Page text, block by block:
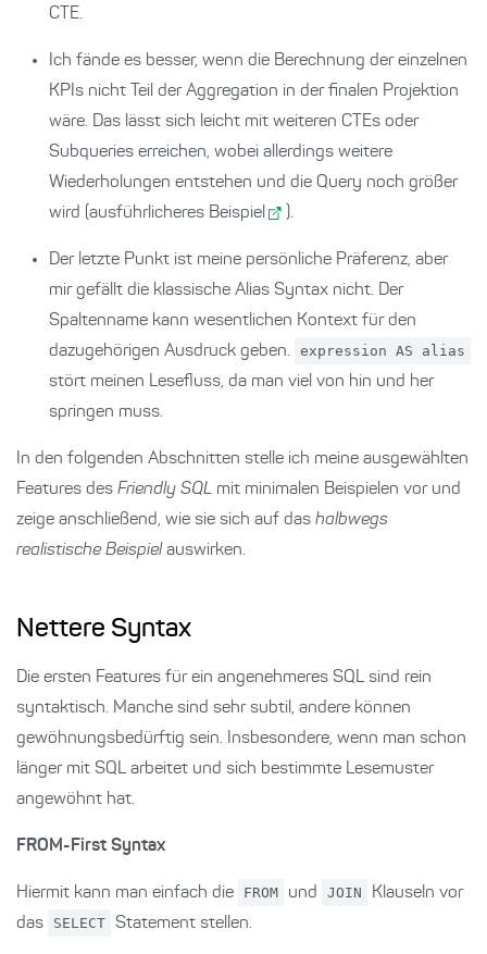
CTE.
Ich fände es besser, wenn die Berechnung der einzelnen
KPIs nicht Teil der Aggregation in der finalen Projektion
wäre. Das lässt sich leicht mit weiteren CTEs oder
Subqueries erreichen, wobei allerdings weitere
Wiederholungen entstehen und die Query noch größer
wird (ausführlicheres Beispiel ).
Der letzte Punkt ist meine persönliche Präferenz, aber
mir gefällt die klassische Alias Syntax nicht. Der
Spaltenname kann wesentlichen Kontext für den
dazugehörigen Ausdruck geben.
expression AS alias
stört meinen Lesefluss, da man viel von hin und her
springen muss.
In den folgenden Abschnitten stelle ich meine ausgewählten
Features des Friendly SQL mit minimalen Beispielen vor und
zeige anschließend, wie sie sich auf das halbwegs
realistische Beispiel auswirken.
Nettere Syntax
Die ersten Features für ein angenehmeres SQL sind rein
syntaktisch. Manche sind sehr subtil, andere können
gewöhnungsbedürftig sein. Insbesondere, wenn man schon
länger mit SQL arbeitet und sich bestimmte Lesemuster
angewöhnt hat.
FROM-First Syntax
Hiermit kann man einfach die FROM und JOIN
Klauseln vor
das
SELECT Statement stellen.